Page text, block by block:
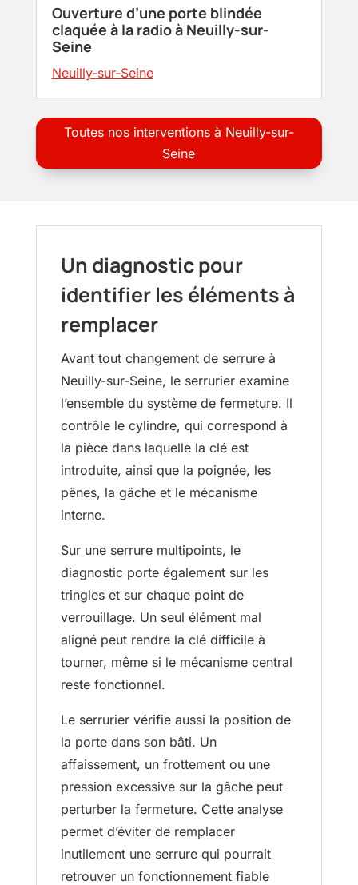
Ouverture d’une porte blindée
claquée à la radio à Neuilly-sur-
Seine
Neuilly-sur-Seine
Toutes nos interventions à Neuilly-sur-
Seine
Un diagnostic pour
identifier les éléments à
remplacer
Avant tout changement de serrure à
Neuilly-sur-Seine, le serrurier examine
l’ensemble du système de fermeture. Il
contrôle le cylindre, qui correspond à
la pièce dans laquelle la clé est
introduite, ainsi que la poignée, les
pênes, la gâche et le mécanisme
interne.
Sur une serrure multipoints, le
diagnostic porte également sur les
tringles et sur chaque point de
verrouillage. Un seul élément mal
aligné peut rendre la clé difficile à
tourner, même si le mécanisme central
reste fonctionnel.
Le serrurier vérifie aussi la position de
la porte dans son bâti. Un
affaissement, un frottement ou une
pression excessive sur la gâche peut
perturber la fermeture. Cette analyse
permet d’éviter de remplacer
inutilement une serrure qui pourrait
retrouver un fonctionnement fiable